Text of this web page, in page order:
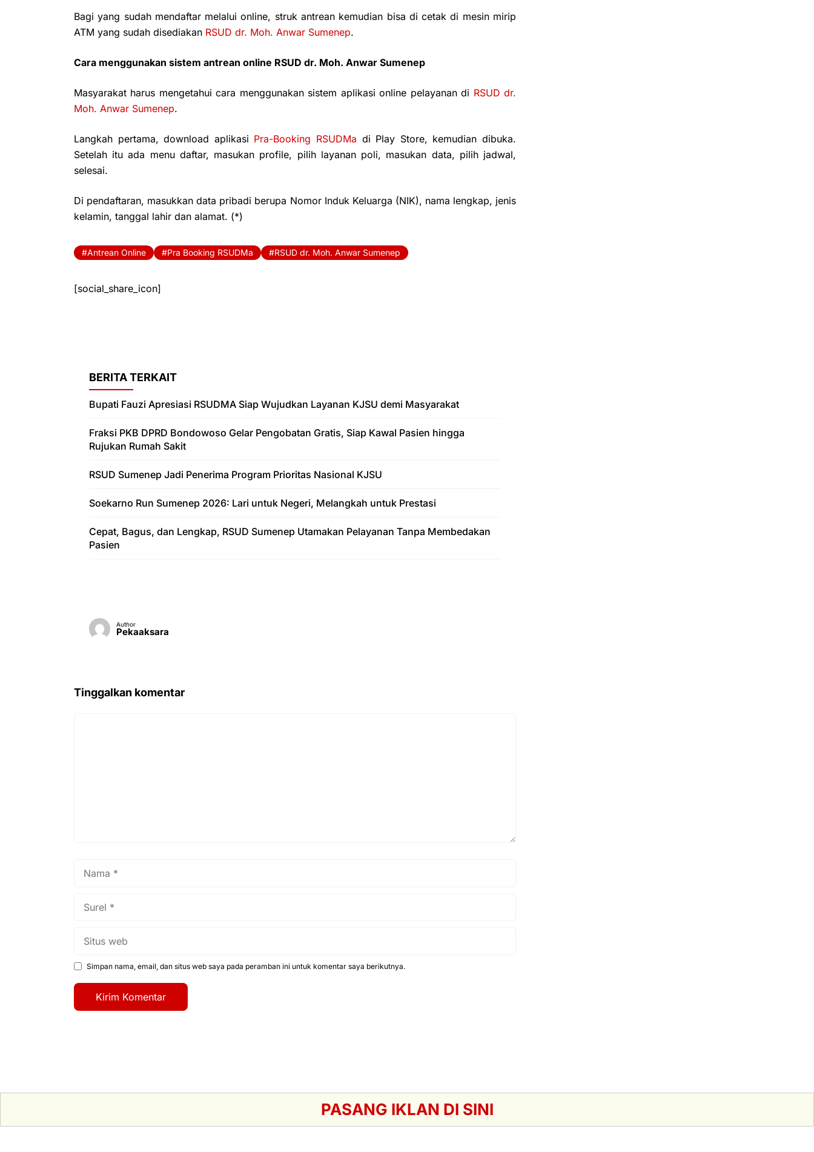
Bagi yang sudah mendaftar melalui online, struk antrean kemudian bisa di cetak di mesin mirip
ATM yang sudah disediakan RSUD dr. Moh. Anwar Sumenep.
Cara menggunakan sistem antrean online RSUD dr. Moh. Anwar Sumenep
Masyarakat harus mengetahui cara menggunakan sistem aplikasi online pelayanan di RSUD dr.
Moh. Anwar Sumenep.
Langkah pertama, download aplikasi Pra-Booking RSUDMa di Play Store, kemudian dibuka.
Setelah itu ada menu daftar, masukan profile, pilih layanan poli, masukan data, pilih jadwal,
selesai.
Di pendaftaran, masukkan data pribadi berupa Nomor Induk Keluarga (NIK), nama lengkap, jenis
kelamin, tanggal lahir dan alamat. (*)
Antrean Online Pra Booking RSUDMa RSUD dr. Moh. Anwar Sumenep
[social_share_icon]
BERITA TERKAIT
Bupati Fauzi Apresiasi RSUDMA Siap Wujudkan Layanan KJSU demi Masyarakat
Fraksi PKB DPRD Bondowoso Gelar Pengobatan Gratis, Siap Kawal Pasien hingga
Rujukan Rumah Sakit
RSUD Sumenep Jadi Penerima Program Prioritas Nasional KJSU
Soekarno Run Sumenep 2026: Lari untuk Negeri, Melangkah untuk Prestasi
Cepat, Bagus, dan Lengkap, RSUD Sumenep Utamakan Pelayanan Tanpa Membedakan
Pasien
Author
Pekaaksara
Tinggalkan komentar
Simpan nama, email, dan situs web saya pada peramban ini untuk komentar saya berikutnya.
PASANG IKLAN DI SINI